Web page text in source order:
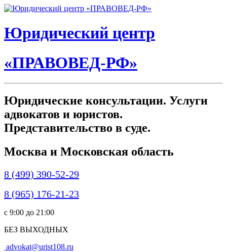
Юридический центр
«ПРАВОВЕД-РФ»
Юридические консультации. Услуги
адвокатов и юристов.
Представительство в суде.
Москва и Московская область
8 (499) 390-52-29
8 (965) 176-21-23
c 9:00 до 21:00
БЕЗ ВЫХОДНЫХ
advokat@urist108.ru